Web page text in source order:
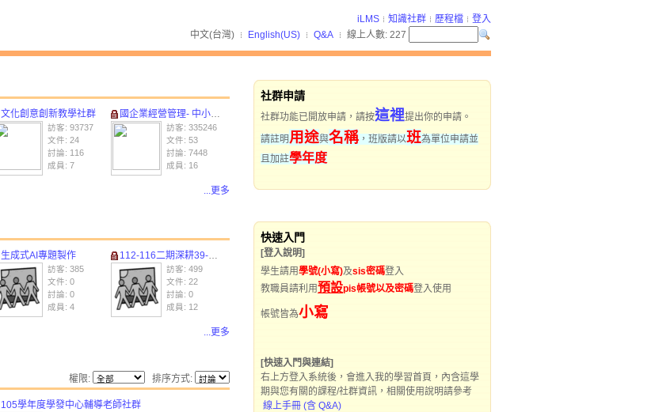
iLMS 知識社群 歷程檔
登入
中文(台灣)
English(US) Q&A 線上人數: 227
社群申請
社群功能已開放申請，請按這裡提出你的申請。
請註明用途與名稱 ，班版請以班為單位申請並
且加註學年度
快速入門
[登入說明]
學生請用學號(小寫)及sis密碼登入
教職員請利用預設pis帳號以及密碼登入使用
帳號皆為小寫
[快速入門與連結]
右上方登入系統後，會進入我的學習首頁，內含這學
期與您有關的課程/社群資訊，相關使用說明請參考
線上手冊 (含 Q&A)
文化創意創新教學社群
訪客: 93737
文件: 24
討論: 116
成員: 7
國企業經營管理- 中小企業服務中心 創新教學社群
訪客: 335246
文件: 53
討論: 7448
成員: 16
...更多
生成式AI專題製作
訪客: 385
文件: 0
討論: 0
成員: 4
112-116二期深耕39-華語教學中心
訪客: 499
文件: 22
討論: 0
成員: 12
...更多
權限: 排序方式:
105學年度學發中心輔導老師社群